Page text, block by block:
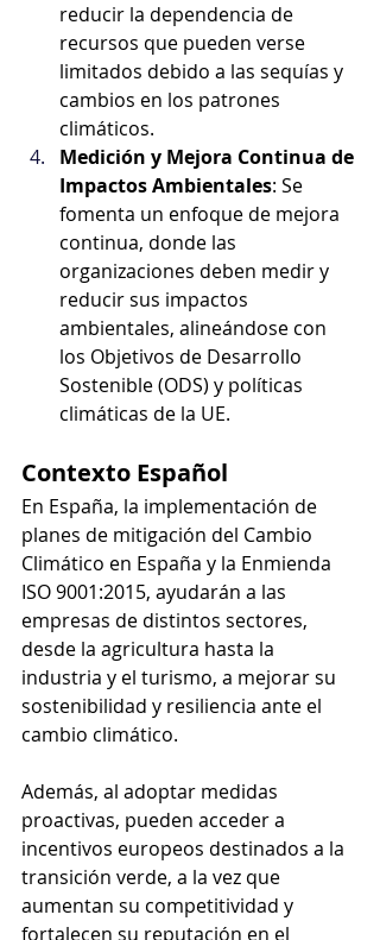
reducir la dependencia de
recursos que pueden verse
limitados debido a las sequías y
cambios en los patrones
climáticos.
Medición y Mejora Continua de
Impactos Ambientales: Se
fomenta un enfoque de mejora
continua, donde las
organizaciones deben medir y
reducir sus impactos
ambientales, alineándose con
los Objetivos de Desarrollo
Sostenible (ODS) y políticas
climáticas de la UE.
Contexto Español
En España, la implementación de
planes de mitigación del Cambio
Climático en España y la Enmienda
ISO 9001:2015, ayudarán a las
empresas de distintos sectores,
desde la agricultura hasta la
industria y el turismo, a mejorar su
sostenibilidad y resiliencia ante el
cambio climático.
Además, al adoptar medidas
proactivas, pueden acceder a
incentivos europeos destinados a la
transición verde, a la vez que
aumentan su competitividad y
fortalecen su reputación en el